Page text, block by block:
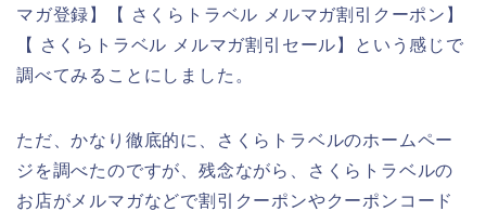
マガ登録】【 さくらトラベル メルマガ割引クーポン】
【 さくらトラベル メルマガ割引セール】という感じで
調べてみることにしました。
ただ、かなり徹底的に、さくらトラベルのホームペー
ジを調べたのですが、残念ながら、さくらトラベルの
お店がメルマガなどで割引クーポンやクーポンコード